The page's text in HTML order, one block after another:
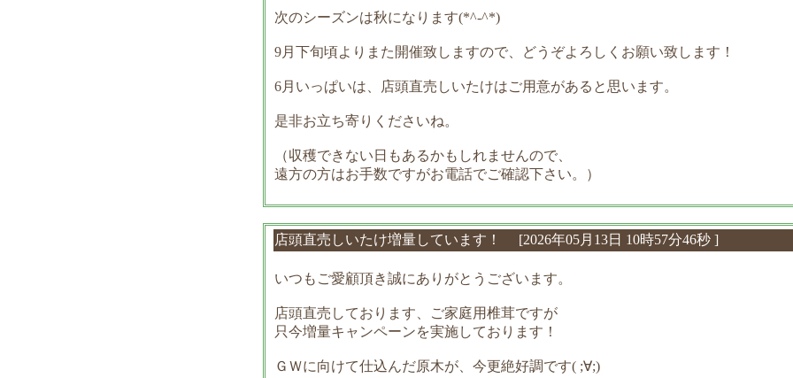
次のシーズンは秋になります(*^-^*)
9月下旬頃よりまた開催致しますので、どうぞよろしくお願い致します！
6月いっぱいは、店頭直売しいたけはご用意があると思います。
是非お立ち寄りくださいね。
（収穫できない日もあるかもしれませんので、
遠方の方はお手数ですがお電話でご確認下さい。）
店頭直売しいたけ増量しています！ [2026年05月13日 10時57分46秒 ]
いつもご愛顧頂き誠にありがとうございます。
店頭直売しております、ご家庭用椎茸ですが
只今増量キャンペーンを実施しております！
ＧＷに向けて仕込んだ原木が、今更絶好調です( ;∀;)